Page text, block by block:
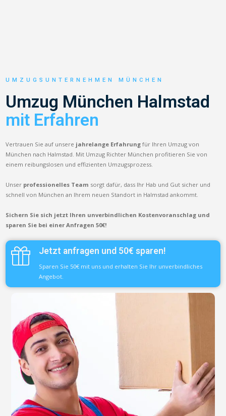
UMZUGSUNTERNEHMEN MÜNCHEN
Umzug München Halmstad
mit Erfahren
Vertrauen Sie auf unsere jahrelange Erfahrung für Ihren Umzug von
München nach Halmstad. Mit Umzug Richter München profitieren Sie von
einem reibungslosen und effizienten Umzugsprozess.
Unser professionelles Team sorgt dafür, dass Ihr Hab und Gut sicher und
schnell von München an Ihrem neuen Standort in Halmstad ankommt.
Sichern Sie sich jetzt Ihren unverbindlichen Kostenvoranschlag und
sparen Sie bei einer Anfragen 50€!
Jetzt anfragen und 50€ sparen!
Sparen Sie 50€ mit uns und erhalten Sie Ihr unverbindliches
Angebot.